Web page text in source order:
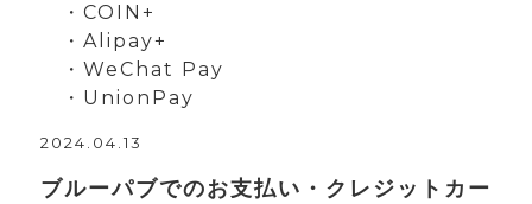
・COIN+
・Alipay+
・WeChat Pay
・UnionPay
2024.04.13
ブルーパブでのお支払い・クレジットカー